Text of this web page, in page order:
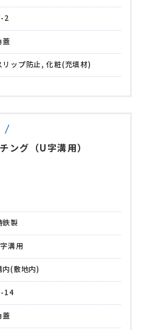
2
蓋
リップ防止, 化粧(充填材)
ング（U字溝用）
鉄製
溝用
内(敷地内)
14
蓋